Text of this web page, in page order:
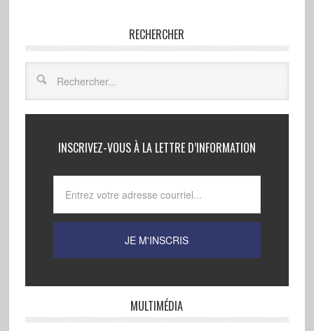
RECHERCHER
INSCRIVEZ-VOUS À LA LETTRE D’INFORMATION
MULTIMÉDIA